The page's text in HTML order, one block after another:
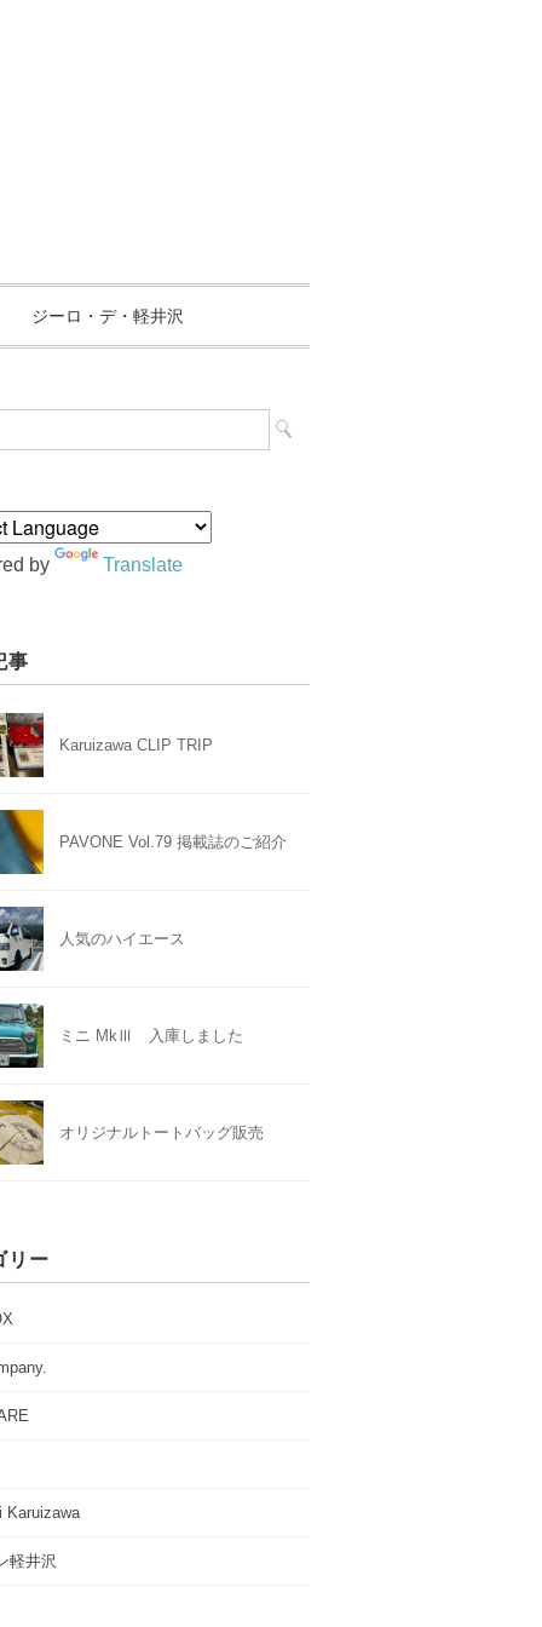
ジーロ・デ・軽井沢
by Translate
事
Karuizawa CLIP TRIP
PAVONE Vol.79 掲載誌のご紹介
人気のハイエース
ミニ MkⅢ 入庫しました
オリジナルトートバッグ販売
リー
Karuizawa
軽井沢